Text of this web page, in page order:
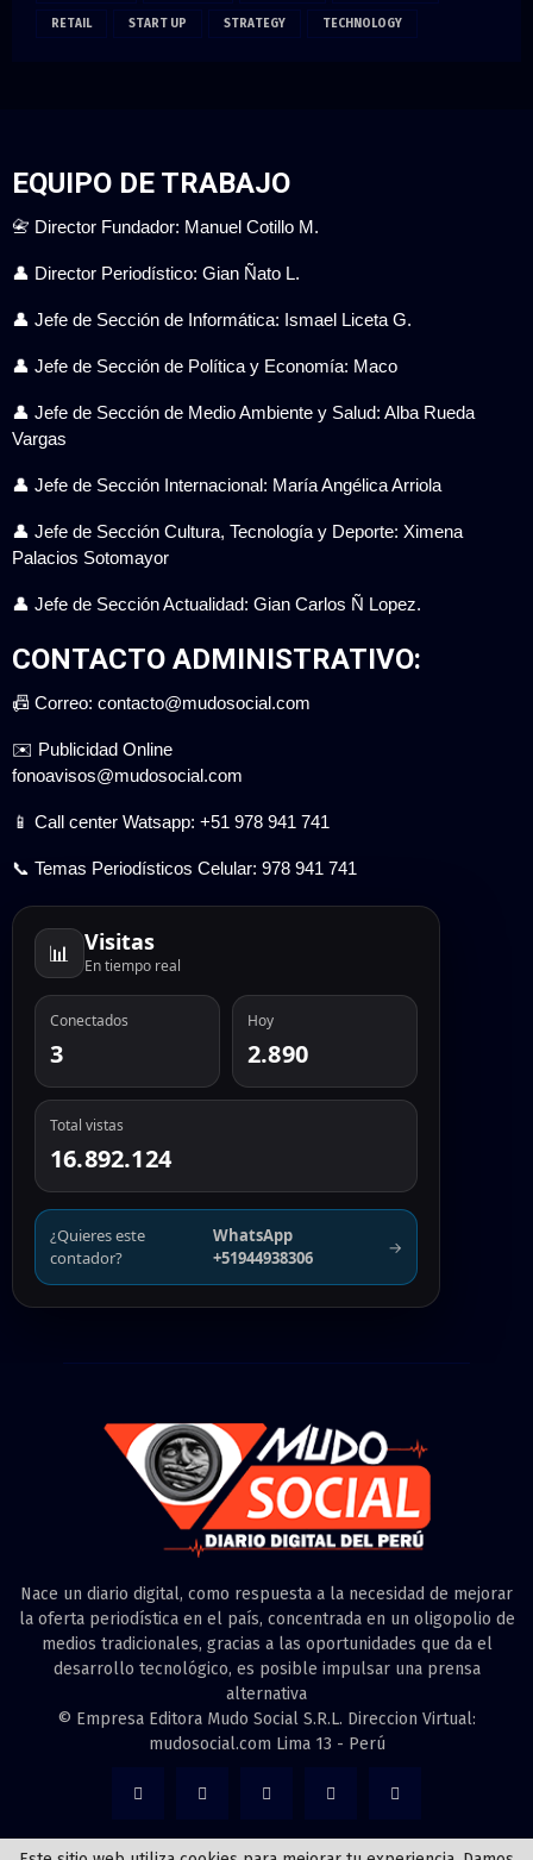
RETAIL START UP STRATEGY TECHNOLOGY
EQUIPO DE TRABAJO
📇 Director Fundador: Manuel Cotillo M.
👤 Director Periodístico: Gian Ñato L.
👤 Jefe de Sección de Informática: Ismael Liceta G.
👤 Jefe de Sección de Política y Economía: Maco
👤 Jefe de Sección de Medio Ambiente y Salud: Alba Rueda
Vargas
👤 Jefe de Sección Internacional: María Angélica Arriola
👤 Jefe de Sección Cultura, Tecnología y Deporte: Ximena
Palacios Sotomayor
👤 Jefe de Sección Actualidad: Gian Carlos Ñ Lopez.
CONTACTO ADMINISTRATIVO:
📠 Correo: contacto@mudosocial.com
✉️ Publicidad Online
fonoavisos@mudosocial.com
📱 Call center Watsapp: +51 978 941 741
📞 Temas Periodísticos Celular: 978 941 741
📊 Visitas
En tiempo real
Conectados
3
Hoy
2.890
Total vistas
16.892.124
¿Quieres este
contador?
WhatsApp
+51944938306
→
Nace un diario digital, como respuesta a la necesidad de mejorar
la oferta periodística en el país, concentrada en un oligopolio de
medios tradicionales, gracias a las oportunidades que da el
desarrollo tecnológico, es posible impulsar una prensa
alternativa
© Empresa Editora Mudo Social S.R.L. Direccion Virtual:
mudosocial.com Lima 13 - Perú